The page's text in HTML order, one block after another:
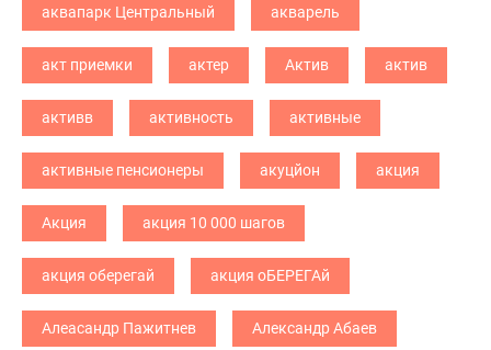
аквапарк Центральный акварель
акт приемки актер Актив актив
активв активность активные
активные пенсионеры акуцйон акция
Акция акция 10 000 шагов
акция оберегай акция оБЕРЕГАй
Алеасандр Пажитнев Александр Абаев